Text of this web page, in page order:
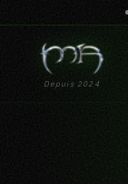
Depuis 2024